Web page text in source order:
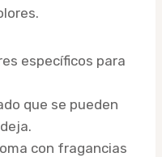
específicos para
que se pueden
con fragancias